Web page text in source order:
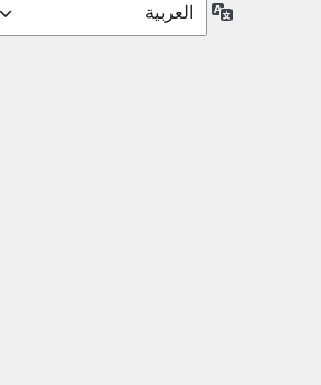
اللغة